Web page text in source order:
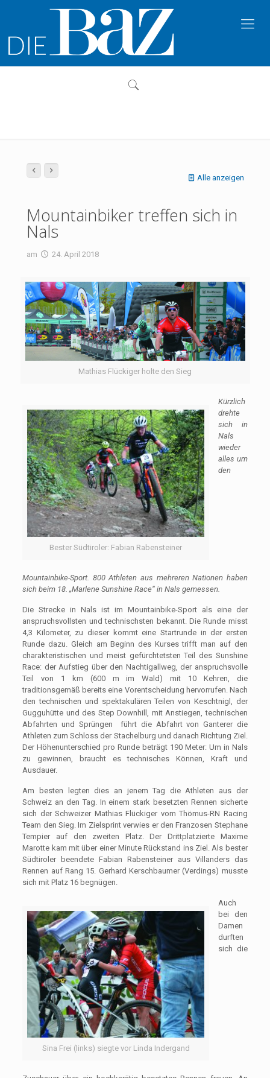
Alle anzeigen
Mountainbiker treffen sich in
Nals
am 24. April 2018
Mathias Flückiger holte den Sieg
Bester Südtiroler: Fabian Rabensteiner
Kürzlich
drehte
sich in
Nals
wieder
alles um
den
Mountainbike-Sport. 800 Athleten aus mehreren Nationen haben
sich beim 18. „Marlene Sunshine Race“ in Nals gemessen.
Die Strecke in Nals ist im Mountainbike-Sport als eine der
anspruchsvollsten und technischsten bekannt. Die Runde misst
4,3 Kilometer, zu dieser kommt eine Startrunde in der ersten
Runde dazu. Gleich am Beginn des Kurses trifft man auf den
charakteristischen und meist gefürchtetsten Teil des Sunshine
Race: der Aufstieg über den Nachtigallweg, der anspruchsvolle
Teil von 1 km (600 m im Wald) mit 10 Kehren, die
traditionsgemäß bereits eine Vorentscheidung hervorrufen. Nach
den technischen und spektakulären Teilen von Keschtnigl, der
Gugguhütte und des Step Downhill, mit Anstiegen, technischen
Abfahrten und Sprüngen führt die Abfahrt von Ganterer die
Athleten zum Schloss der Stachelburg und danach Richtung Ziel.
Der Höhenunterschied pro Runde beträgt 190 Meter: Um in Nals
zu gewinnen, braucht es technisches Können, Kraft und
Ausdauer.
Am besten legten dies an jenem Tag die Athleten aus der
Schweiz an den Tag. In einem stark besetzten Rennen sicherte
sich der Schweizer Mathias Flückiger vom Thömus-RN Racing
Team den Sieg. Im Zielsprint verwies er den Franzosen Stephane
Tempier auf den zweiten Platz. Der Drittplatzierte Maxime
Marotte kam mit über einer Minute Rückstand ins Ziel. Als bester
Südtiroler beendete Fabian Rabensteiner aus Villanders das
Rennen auf Rang 15. Gerhard Kerschbaumer (Verdings) musste
sich mit Platz 16 begnügen.
Sina Frei (links) siegte vor Linda Indergand
Auch
bei den
Damen
durften
sich die